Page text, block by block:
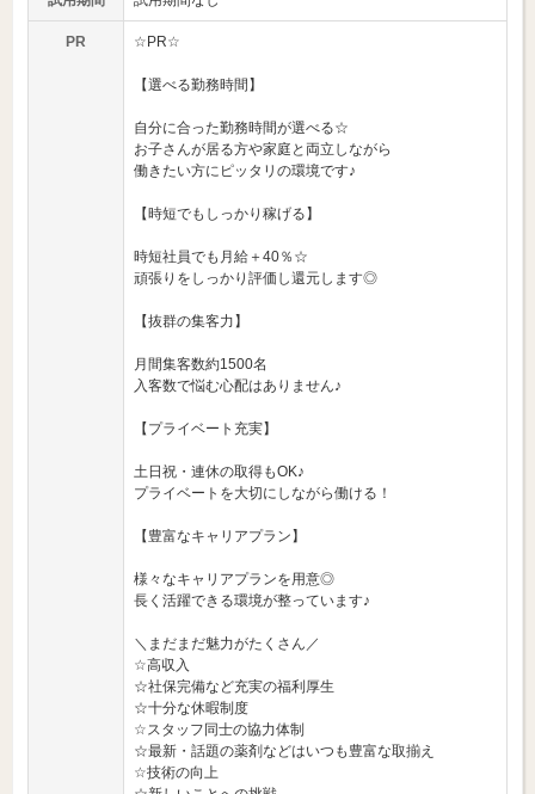
PR ☆PR☆
【選べる勤務時間】
自分に合った勤務時間が選べる☆
お子さんが居る方や家庭と両立しながら
働きたい方にピッタリの環境です♪
【時短でもしっかり稼げる】
時短社員でも月給＋40％☆
頑張りをしっかり評価し還元します◎
【抜群の集客力】
月間集客数約1500名
入客数で悩む心配はありません♪
【プライベート充実】
土日祝・連休の取得もOK♪
プライベートを大切にしながら働ける！
【豊富なキャリアプラン】
様々なキャリアプランを用意◎
長く活躍できる環境が整っています♪
＼まだまだ魅力がたくさん／
☆高収入
☆社保完備など充実の福利厚生
☆十分な休暇制度
☆スタッフ同士の協力体制
☆最新・話題の薬剤などはいつも豊富な取揃え
☆技術の向上